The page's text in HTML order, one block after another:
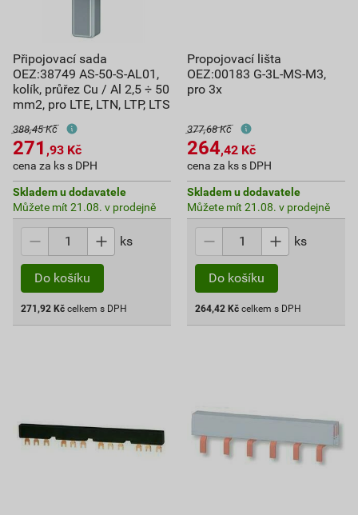
Připojovací sada
OEZ:38749 AS-50-S-AL01,
kolík, průřez Cu / Al 2,5 ÷ 50
mm2, pro LTE, LTN, LTP, LTS
388,45 Kč
271 ,93 Kč
cena za ks s DPH
Skladem u dodavatele
Můžete mít 21.08. v prodejně
ks
Do košíku
271,92 Kč celkem s DPH
Propojovací lišta
OEZ:00183 G-3L-MS-M3,
pro 3x
377,68 Kč
264,42 Kč
cena za ks s DPH
Skladem u dodavatele
Můžete mít 21.08. v prodejně
ks
Do košíku
264,42 Kč celkem s DPH